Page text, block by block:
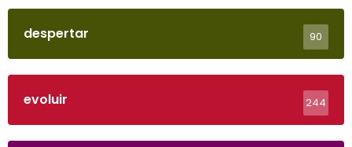
despertar 90
evoluir 244